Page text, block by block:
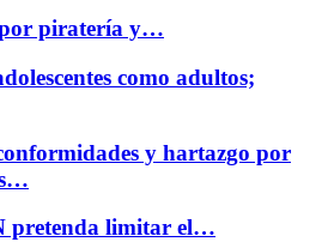
piratería y…
como adultos;
y hartazgo por
pretenda limitar el…